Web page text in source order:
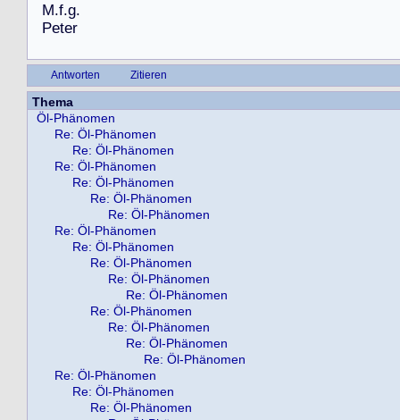
M.f.g.
Peter
Antworten Zitieren
Thema
Öl-Phänomen
Re: Öl-Phänomen
Re: Öl-Phänomen
Re: Öl-Phänomen
Re: Öl-Phänomen
Re: Öl-Phänomen
Re: Öl-Phänomen
Re: Öl-Phänomen
Re: Öl-Phänomen
Re: Öl-Phänomen
Re: Öl-Phänomen
Re: Öl-Phänomen
Re: Öl-Phänomen
Re: Öl-Phänomen
Re: Öl-Phänomen
Re: Öl-Phänomen
Re: Öl-Phänomen
Re: Öl-Phänomen
Re: Öl-Phänomen